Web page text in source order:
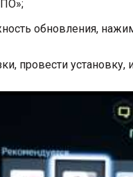
обновления,
провести